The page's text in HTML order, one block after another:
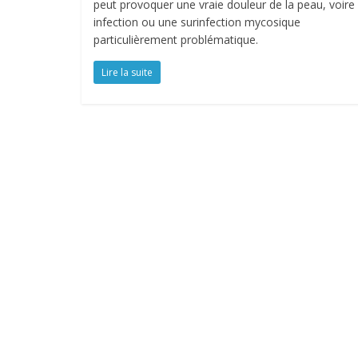
peut provoquer une vraie douleur de la peau, voire
infection ou une surinfection mycosique
particulièrement problématique.
Lire la suite